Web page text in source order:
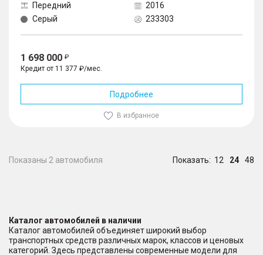
Передний
2016
Серый
233303
1 698 000
Кредит от 11 377 ₽/мес.
Подробнее
В избранное
Показаны 2 автомобиля Показать: 12 24 48
Каталог автомобилей в наличии
Каталог автомобилей объединяет широкий выбор
транспортных средств различных марок, классов и ценовых
категорий. Здесь представлены современные модели для